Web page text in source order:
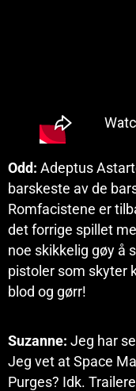
Odd: Adeptus
barskeste av de
Romfacistene er
det forrige spillet
noe skikkelig gøy å
pistoler som skyter
blod og gørr!
Suzanne: Jeg har
Jeg vet at Space
Purges? Idk.